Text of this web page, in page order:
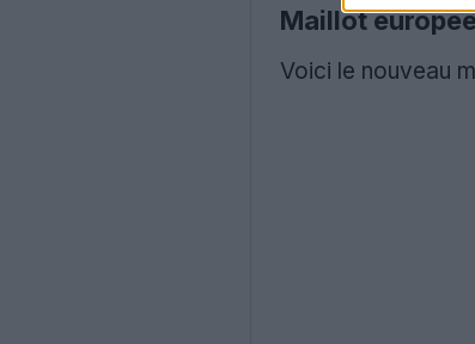
Maillot
Voici le nouveau